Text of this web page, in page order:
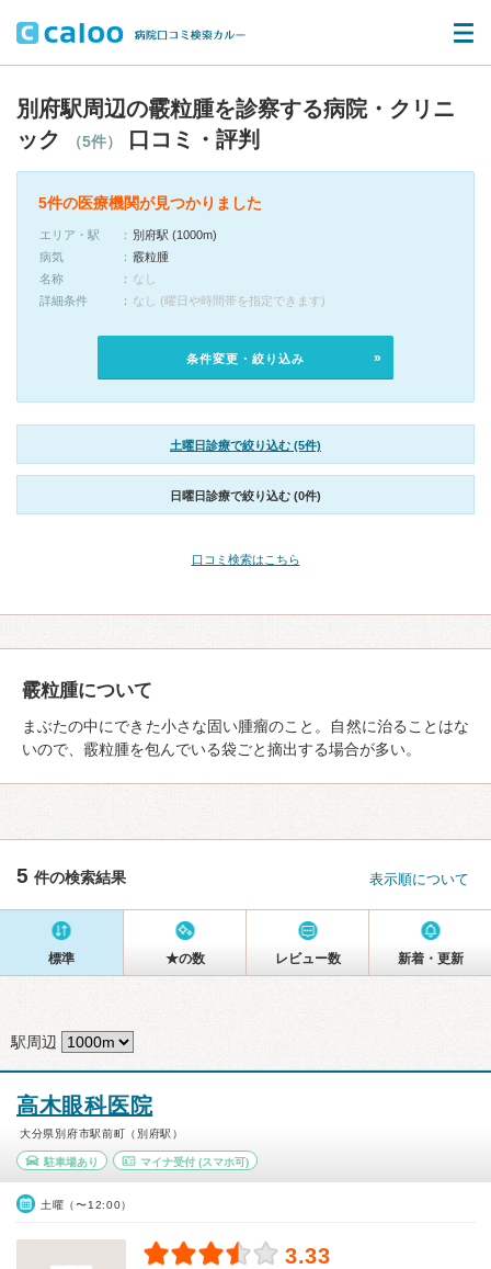
別府駅周辺の霰粒腫を診察する病院・クリニ
ック
（5件） 口コミ・評判
5件の医療機関が見つかりました
エリア・駅
別府駅 (1000m)
病気
霰粒腫
名称
なし
詳細条件
なし (曜日や時間帯を指定できます)
条件変更・絞り込み
土曜日診療で絞り込む (5件)
日曜日診療で絞り込む (0件)
口コミ検索はこちら
霰粒腫について
まぶたの中にできた小さな固い腫瘤のこと。自然に治ることはな
いので、霰粒腫を包んでいる袋ごと摘出する場合が多い。
5 件の検索結果 表示順について
標準 ★の数 レビュー数 新着・更新
駅周辺
高木眼科医院
大分県別府市駅前町（別府駅）
駐車場あり マイナ受付(スマホ可)
土曜（〜12:00）
3.33